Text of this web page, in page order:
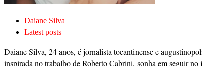
Daiane Silva
Latest posts
Daiane Silva, 24 anos, é jornalista tocantinense e
inspirada no trabalho de Roberto Cabrini, sonha em seguir